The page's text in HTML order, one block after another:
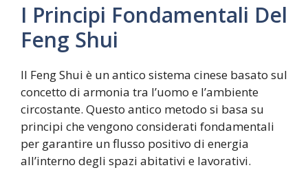
I Principi Fondamentali Del
Feng Shui
Il Feng Shui è un antico sistema cinese basato sul
concetto di armonia tra l’uomo e l’ambiente
circostante. Questo antico metodo si basa su
principi che vengono considerati fondamentali
per garantire un flusso positivo di energia
all’interno degli spazi abitativi e lavorativi.